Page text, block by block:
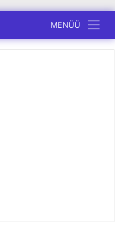
MENÜÜ